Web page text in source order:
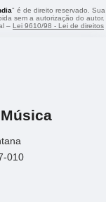
" é de direito reservado. Sua
sem a autorização do autor.
– Lei 9610/98 - Lei de direitos
010